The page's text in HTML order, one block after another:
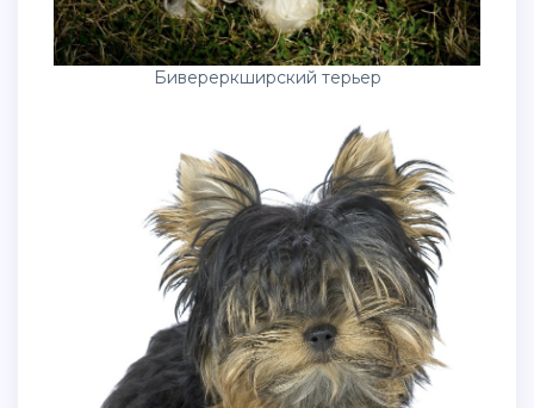
Бивереркширский терьер